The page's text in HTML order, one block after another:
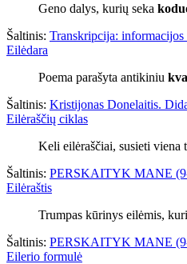
Geno dalys, kurių seka
Šaltinis: Transkripcija:
Eilėdara
Poema parašyta antikiniu
Šaltinis: Kristijonas Donelaitis.
Eilėraščių ciklas
Keli eilėraščiai, susieti viena
Šaltinis: PERSKAITYK MANE (9-
Eilėraštis
Trumpas kūrinys eilėmis,
Šaltinis: PERSKAITYK MANE (9-
Eilerio formulė